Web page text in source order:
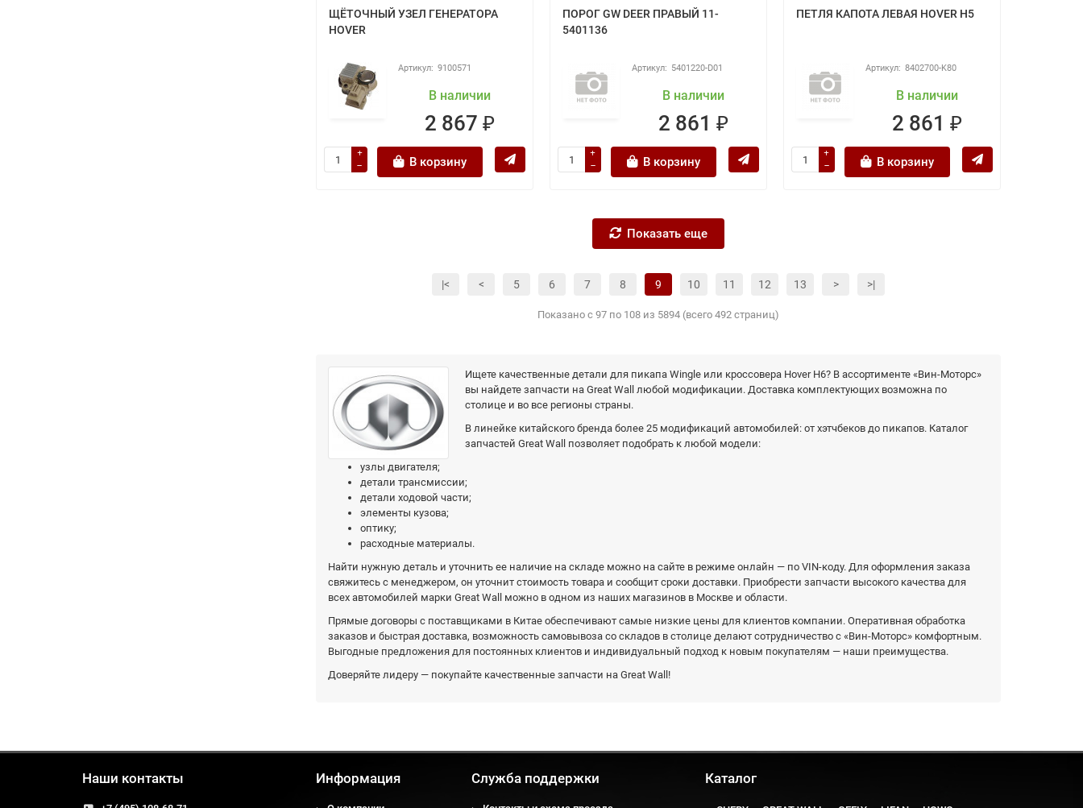
ЩЁТОЧНЫЙ УЗЕЛ ГЕНЕРАТОРА
HOVER
9100571
В наличии
2 867 ₽
В корзину
ПОРОГ GW DEER ПРАВЫЙ 11-
5401136
5401220-D01
В наличии
2 861 ₽
В корзину
ПЕТЛЯ КАПОТА ЛЕВАЯ HOVER H5
8402700-K80
В наличии
2 861 ₽
В корзину
Показать еще
|< < 5 6 7 8 9 10 11 12 13 > >|
Показано с 97 по 108 из 5894 (всего 492 страниц)
Ищете качественные детали для пикапа Wingle или кроссовера Hover H6? В ассортименте «Вин-Моторс»
вы найдете запчасти на Great Wall любой модификации. Доставка комплектующих возможна по
столице и во все регионы страны.
В линейке китайского бренда более 25 модификаций автомобилей: от хэтчбеков до пикапов. Каталог
запчастей Great Wall позволяет подобрать к любой модели:
узлы двигателя;
детали трансмиссии;
детали ходовой части;
элементы кузова;
оптику;
расходные материалы.
Найти нужную деталь и уточнить ее наличие на складе можно на сайте в режиме онлайн — по VIN-коду. Для оформления заказа
свяжитесь с менеджером, он уточнит стоимость товара и сообщит сроки доставки. Приобрести запчасти высокого качества для
всех автомобилей марки Great Wall можно в одном из наших магазинов в Москве и области.
Прямые договоры с поставщиками в Китае обеспечивают самые низкие цены для клиентов компании. Оперативная обработка
заказов и быстрая доставка, возможность самовывоза со складов в столице делают сотрудничество с «Вин-Моторс» комфортным.
Выгодные предложения для постоянных клиентов и индивидуальный подход к новым покупателям — наши преимущества.
Доверяйте лидеру — покупайте качественные запчасти на Great Wall!
Наши контакты Информация Служба поддержки Каталог